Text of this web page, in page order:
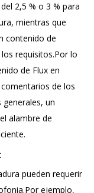
2,5 % o 3 % para
mientras que
contenido de
requisitos.Por lo
de Flux en
de los
generales, un
alambre de
pueden requerir
ejemplo,